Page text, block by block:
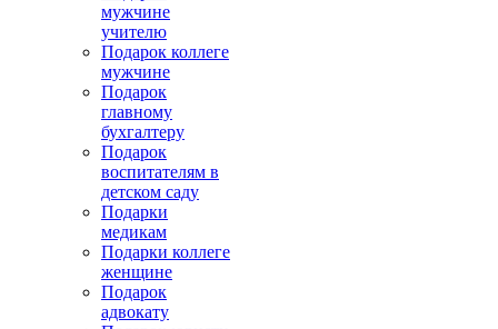
мужчине
учителю
Подарок коллеге
мужчине
Подарок
главному
бухгалтеру
Подарок
воспитателям в
детском саду
Подарки
медикам
Подарки коллеге
женщине
Подарок
адвокату